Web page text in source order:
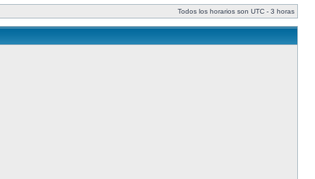
Todos los horarios son UTC - 3 horas